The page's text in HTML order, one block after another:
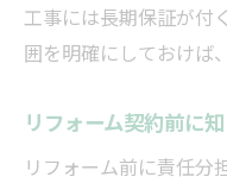
工事には長期保証が付
囲を明確にしておけば
リフォーム契約前に
リフォーム前に責任分